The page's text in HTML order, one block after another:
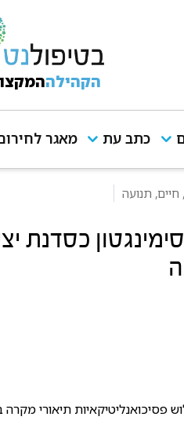
הקהילה
כתב עת מאגר
חיים, תנועה
כסדנת
פסיכואנליטיקאיות תיאורי